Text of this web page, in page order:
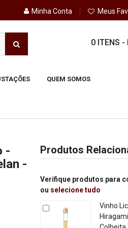
Meus
Minha Conta
0 ITENS -
QUEM SOMOS
-
-
Produtos
Verifique produtos para
ou selecione tudo
Vinho